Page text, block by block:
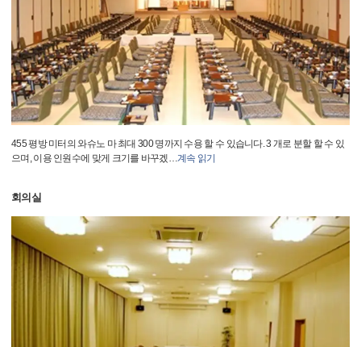
455 평방 미터의 와슈노 마 최대 300 명까지 수용 할 수 있습니다. 3 개로 분할 할 수 있
으며, 이용 인원수에 맞게 크기를 바꾸겠…계속 읽기
회의실